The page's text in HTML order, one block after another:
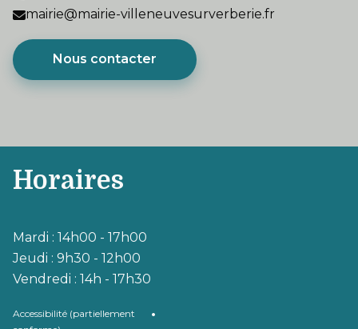
mairie@mairie-villeneuvesurverberie.fr
Nous contacter
Horaires
Mardi : 14h00 - 17h00
Jeudi : 9h30 - 12h00
Vendredi : 14h - 17h30
Accessibilité (partiellement
•